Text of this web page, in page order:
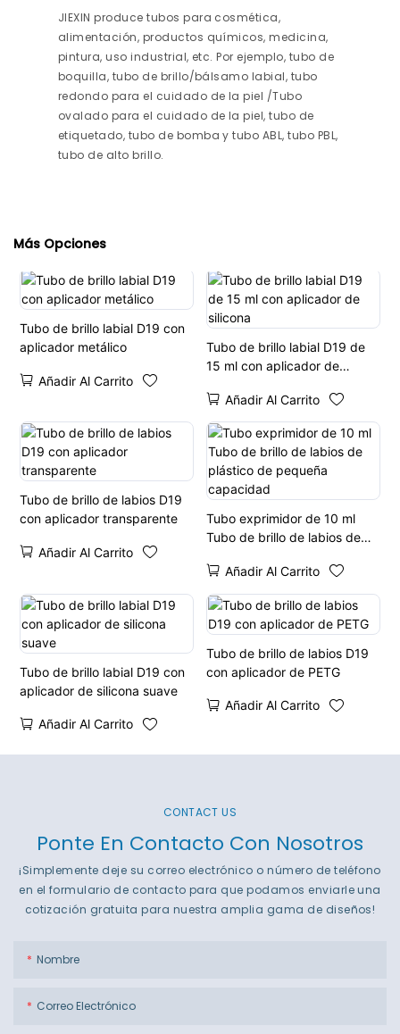
JIEXIN produce tubos para cosmética,
alimentación, productos químicos, medicina,
pintura, uso industrial, etc. Por ejemplo, tubo de
boquilla, tubo de brillo/bálsamo labial, tubo
redondo para el cuidado de la piel /Tubo
ovalado para el cuidado de la piel, tubo de
etiquetado, tubo de bomba y tubo ABL, tubo PBL,
tubo de alto brillo.
Más Opciones
Tubo de brillo labial D19 con
aplicador metálico
Añadir Al Carrito
Tubo de brillo labial D19 de
15 ml con aplicador de
Añadir Al Carrito
Tubo de brillo de labios D19
con aplicador transparente
Añadir Al Carrito
Tubo exprimidor de 10 ml
Tubo de brillo de labios de
capacidad
Añadir Al Carrito
Tubo de brillo labial D19 con
aplicador de silicona suave
Añadir Al Carrito
Tubo de brillo de labios D19
con aplicador de PETG
Añadir Al Carrito
CONTACT US
Ponte En Contacto Con Nosotros
¡Simplemente deje su correo electrónico o número de teléfono
en el formulario de contacto para que podamos enviarle una
cotización gratuita para nuestra amplia gama de diseños!
Nombre
Correo Electrónico